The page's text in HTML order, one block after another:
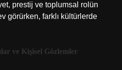
prestij ve toplumsal rolün
görürken, farklı kültürlerde
ve Kişisel Gözlemler